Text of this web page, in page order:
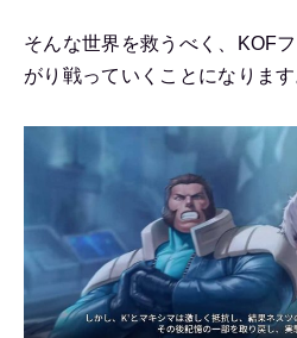
そんな世界を救うべく、KOF
がり戦っていくことになります